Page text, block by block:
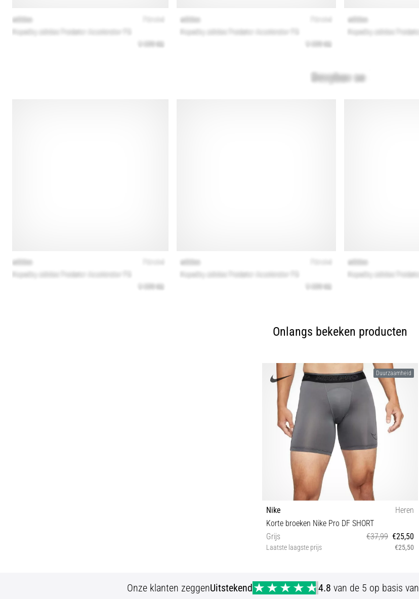
Onlangs bekeken producten
Duurzaamheid
Nike
Heren
Korte broeken Nike Pro DF SHORT
Grijs
€37,99 €25,50
Laatste laagste prijs €25,50
Onze klanten zeggenUitstekend 4.8 van de 5 op basis van